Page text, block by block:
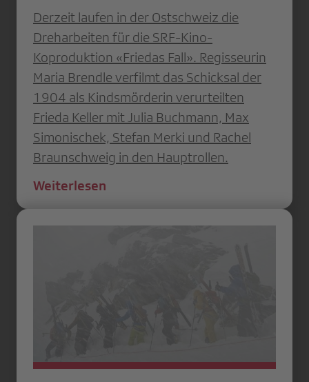
Derzeit laufen in der Ostschweiz die
Dreharbeiten für die SRF-Kino-
Koproduktion «Friedas Fall». Regisseurin
Maria Brendle verfilmt das Schicksal der
1904 als Kindsmörderin verurteilten
Frieda Keller mit Julia Buchmann, Max
Simonischek, Stefan Merki und Rachel
Braunschweig in den Hauptrollen.
Weiterlesen